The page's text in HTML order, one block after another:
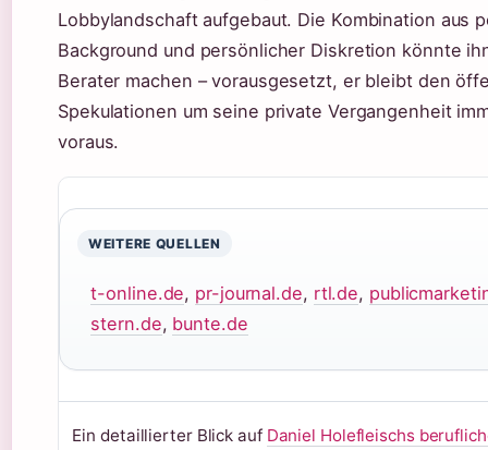
Lobbylandschaft aufgebaut. Die Kombination aus
Background und persönlicher Diskretion könnte
Berater machen – vorausgesetzt, er bleibt den
Spekulationen um seine private Vergangenheit
voraus.
WEITERE QUELLEN
t-online.de, pr-journal.de, rtl.de,
stern.de, bunte.de
Ein detaillierter Blick auf Daniel Holefleischs